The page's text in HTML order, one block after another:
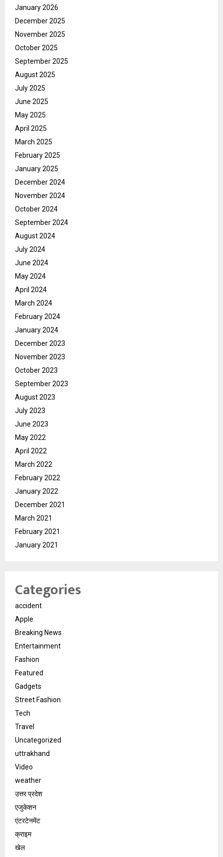
January 2026
December 2025
November 2025
October 2025
September 2025
August 2025
July 2025
June 2025
May 2025
April 2025
March 2025
February 2025
January 2025
December 2024
November 2024
October 2024
September 2024
August 2024
July 2024
June 2024
May 2024
April 2024
March 2024
February 2024
January 2024
December 2023
November 2023
October 2023
September 2023
August 2023
July 2023
June 2023
May 2022
April 2022
March 2022
February 2022
January 2022
December 2021
March 2021
February 2021
January 2021
Categories
accident
Apple
Breaking News
Entertainment
Fashion
Featured
Gadgets
Street Fashion
Tech
Travel
Uncategorized
uttrakhand
Video
weather
उत्तर प्रदेश
एजुकेशन
एंटरटेनमेंट
क्राइम
खेल